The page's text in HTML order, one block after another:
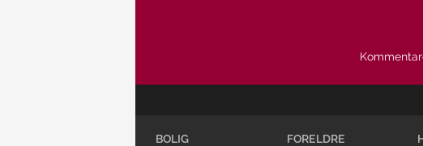
BOLIG FORELDRE